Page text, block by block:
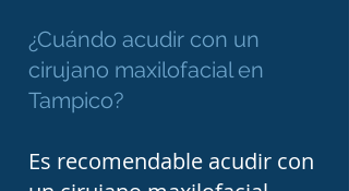
La colocación de
también forma parte del
¿Cuándo acudir con un
cirujano maxilofacial en
Tampico?
Es recomendable acudir con